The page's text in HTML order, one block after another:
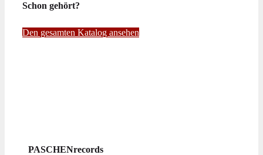
auf.
Die
Schon gehört?
Den gesamten Katalog ansehen
PASCHENrecords